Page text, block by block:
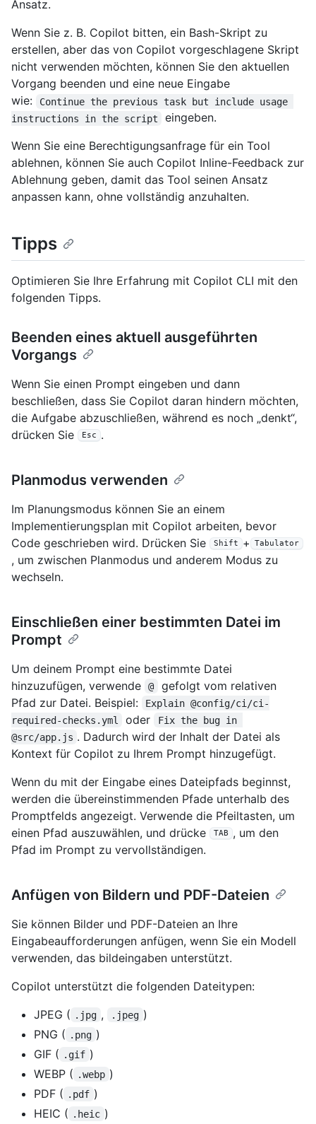
Ansatz.
Wenn Sie z. B. Copilot bitten, ein Bash-Skript zu
erstellen, aber das von Copilot vorgeschlagene Skript
nicht verwenden möchten, können Sie den aktuellen
Vorgang beenden und eine neue Eingabe
wie:
Continue the previous task but include usage
instructions in the script
eingeben.
Wenn Sie eine Berechtigungsanfrage für ein Tool
ablehnen, können Sie auch Copilot Inline-Feedback zur
Ablehnung geben, damit das Tool seinen Ansatz
anpassen kann, ohne vollständig anzuhalten.
Tipps
Optimieren Sie Ihre Erfahrung mit Copilot CLI mit den
folgenden Tipps.
Beenden eines aktuell ausgeführten
Vorgangs
Wenn Sie einen Prompt eingeben und dann
beschließen, dass Sie Copilot daran hindern möchten,
die Aufgabe abzuschließen, während es noch „denkt“,
drücken Sie
Esc .
Planmodus verwenden
Im Planungsmodus können Sie an einem
Implementierungsplan mit Copilot arbeiten, bevor
Code geschrieben wird. Drücken Sie
Shift + Tabulator
, um zwischen Planmodus und anderem Modus zu
wechseln.
Einschließen einer bestimmten Datei im
Prompt
Um deinem Prompt eine bestimmte Datei
hinzuzufügen, verwende
@
gefolgt vom relativen
Pfad zur Datei. Beispiel:
Explain @config/ci/ci-
required-checks.yml
oder
Fix the bug in
@src/app.js . Dadurch wird der Inhalt der Datei als
Kontext für Copilot zu Ihrem Prompt hinzugefügt.
Wenn du mit der Eingabe eines Dateipfads beginnst,
werden die übereinstimmenden Pfade unterhalb des
Promptfelds angezeigt. Verwende die Pfeiltasten, um
einen Pfad auszuwählen, und drücke
TAB
, um den
Pfad im Prompt zu vervollständigen.
Anfügen von Bildern und PDF-Dateien
Sie können Bilder und PDF-Dateien an Ihre
Eingabeaufforderungen anfügen, wenn Sie ein Modell
verwenden, das bildeingaben unterstützt.
Copilot unterstützt die folgenden Dateitypen:
JPEG ( .jpg , .jpeg )
PNG ( .png )
GIF ( .gif )
WEBP ( .webp )
PDF ( .pdf )
HEIC ( .heic )